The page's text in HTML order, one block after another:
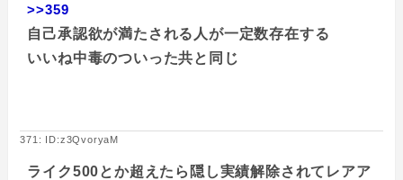
>>359
自己承認欲が満たされる人が一定数存在する
いいね中毒のついった共と同じ
371: ID:z3QvoryaM
ライク500とか超えたら隠し実績解除されてレアア